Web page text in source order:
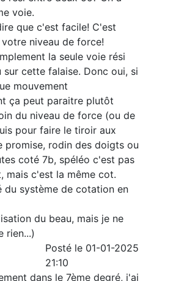
voie.
que c'est facile! C'est
niveau de force!
la seule voie rési
sur cette falaise. Donc oui, si
mouvement
ça peut paraitre plutôt
du niveau de force (ou de
pour faire le tiroir aux
promise, rodin des doigts ou
coté 7b, spéléo c'est pas
mais c'est la même cot.
du système de cotation en
du beau, mais je ne
rien...)
Posté le 01-01-2025
21:10
dans le 7ème degré, j'ai